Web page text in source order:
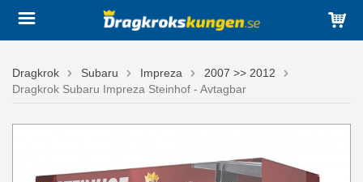
Dragkrok Subaru Impreza
2007 >> 2012
Dragkrok Subaru Impreza Steinhof - Avtagbar